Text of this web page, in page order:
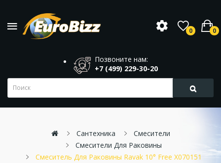
0 0
Позвоните нам:
+7 (499) 229-30-20
Сантехника
Смесители
Смесители Для Раковины
Смеситель Для Раковины Ravak 10° Free X070151